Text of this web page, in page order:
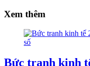
Xem thêm
Bức tranh kinh